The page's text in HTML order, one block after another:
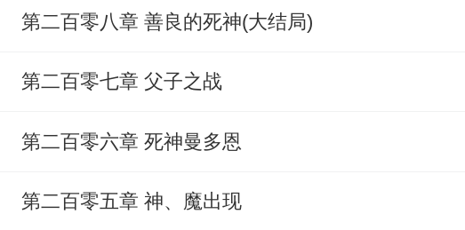
第二百零八章 善良的死神(大结局)
第二百零七章 父子之战
第二百零六章 死神曼多恩
第二百零五章 神、魔出现